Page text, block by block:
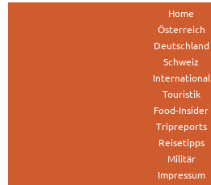
Home
Österreich
Deutschland
Schweiz
International
Touristik
Food-Insider
Tripreports
Reisetipps
Militär
Impressum